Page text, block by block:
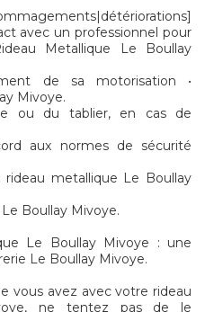
avec un professionnel pour
Metallique Le Boullay
de sa motorisation •
Mivoye.
ou du tablier, en cas de
aux normes de sécurité
metallique Le Boullay
Boullay Mivoye.
Le Boullay Mivoye : une
Le Boullay Mivoye.
vous avez avec votre rideau
ne tentez pas de le